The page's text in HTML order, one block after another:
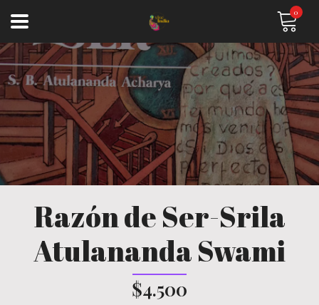
0
Razón de Ser-Srila
Atulananda Swami
$4.500